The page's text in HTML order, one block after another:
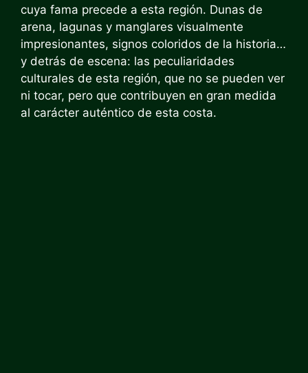
cuya fama precede a esta región. Dunas de
arena, lagunas y manglares visualmente
impresionantes, signos coloridos de la historia…
y detrás de escena: las peculiaridades
culturales de esta región, que no se pueden ver
ni tocar, pero que contribuyen en gran medida
al carácter auténtico de esta costa.